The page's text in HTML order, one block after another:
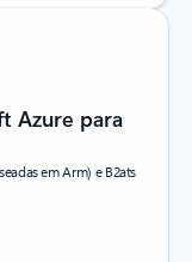
Azure para
em Arm) e B2ats